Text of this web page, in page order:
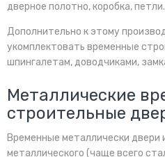
дверное полотно, коробка, петли.
Дополнительно к этому
укомплектовать временные
шпингалетам, доводчиками,
Металлические
строительные
Временные металлически двери
металлического (чаще всего